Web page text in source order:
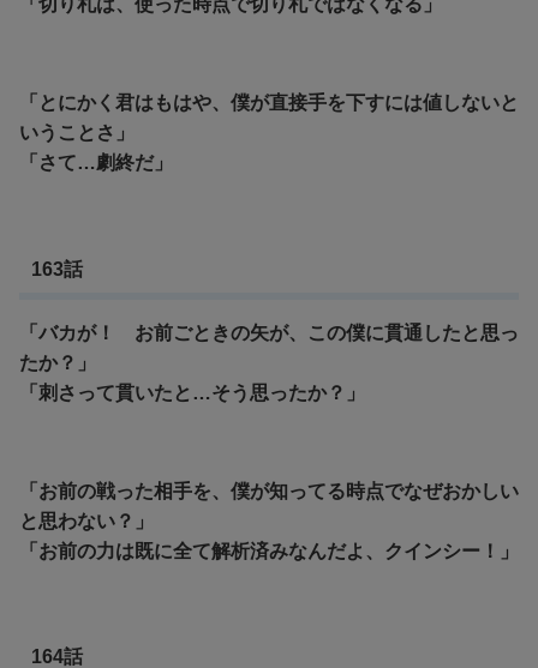
「切り札は、使った時点で切り札ではなくなる」
「とにかく君はもはや、僕が直接手を下すには値しないと
いうことさ」
「さて…劇終だ」
163話
「バカが！ お前ごときの矢が、この僕に貫通したと思っ
たか？」
「刺さって貫いたと…そう思ったか？」
「お前の戦った相手を、僕が知ってる時点でなぜおかしい
と思わない？」
「お前の力は既に全て解析済みなんだよ、クインシー！」
164話